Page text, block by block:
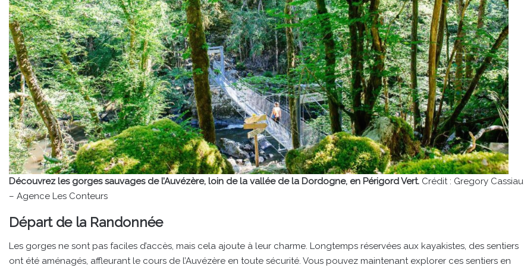
Découvrez les gorges sauvages de l’Auvézère, loin de la vallée de la Dordogne, en Périgord Vert. Crédit : Gregory Cassiau
– Agence Les Conteurs
Départ de la Randonnée
Les gorges ne sont pas faciles d’accès, mais cela ajoute à leur charme. Longtemps réservées aux kayakistes, des sentiers
ont été aménagés, affleurant le cours de l’Auvézère en toute sécurité. Vous pouvez maintenant explorer ces sentiers en